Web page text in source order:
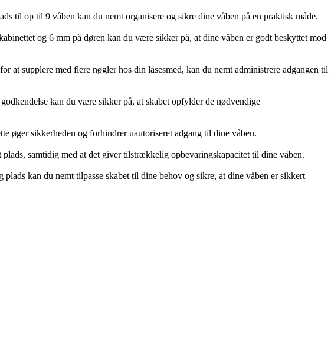
til op til 9 våben kan du nemt organisere og sikre dine våben på en praktisk måde.
og 6 mm på døren kan du være sikker på, at dine våben er godt beskyttet mod
supplere med flere nøgler hos din låsesmed, kan du nemt administrere adgangen til
kan du være sikker på, at skabet opfylder de nødvendige
øger sikkerheden og forhindrer uautoriseret adgang til dine våben.
samtidig med at det giver tilstrækkelig opbevaringskapacitet til dine våben.
kan du nemt tilpasse skabet til dine behov og sikre, at dine våben er sikkert